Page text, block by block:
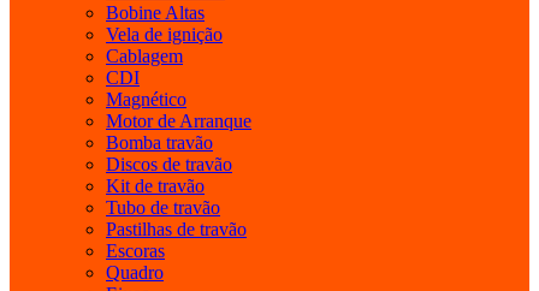
Bobine Altas
Vela de ignição
Cablagem
CDI
Magnético
Motor de Arranque
Bomba travão
Discos de travão
Kit de travão
Tubo de travão
Pastilhas de travão
Escoras
Quadro